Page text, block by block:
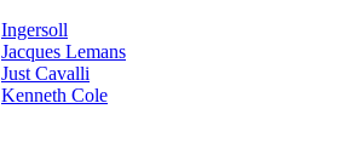
Ingersoll
Jacques Lemans
Just Cavalli
Kenneth Cole